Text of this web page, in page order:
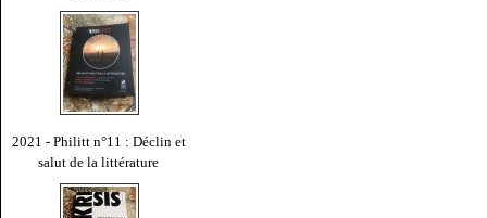
2021 - Philitt n°11 : Déclin et
salut de la littérature